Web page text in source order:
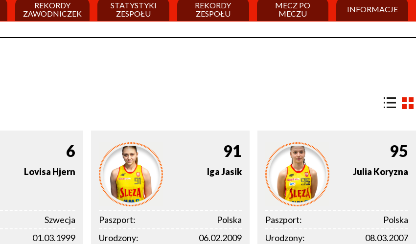
REKORDY
ZAWODNICZEK
STATYSTYKI
ZESPOŁU
REKORDY
ZESPOŁU
MECZ PO
MECZU
INFORMACJE
6
Lovisa Hjern
Szwecja
01.03.1999
91
IgaJasik
Paszport:
Polska
Urodzony:
06.02.2009
95
Julia Koryzna
Paszport:
Polska
Urodzony:
08.03.2007